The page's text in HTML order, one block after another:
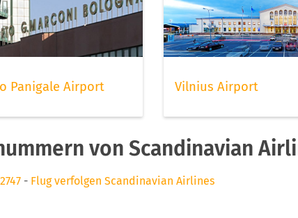
Panigale Airport Vilnius Airport
von Scandinavian
- Flug verfolgen Scandinavian Airlines